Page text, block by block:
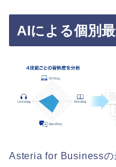
AIによる個別
Asteria for Businessの